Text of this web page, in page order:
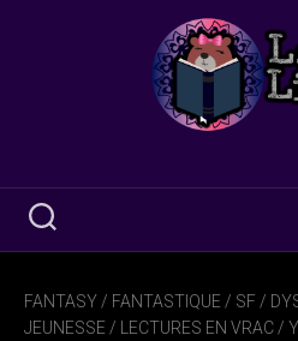
FANTASY / FANTASTIQUE / SF /
JEUNESSE / LECTURES EN VRAC /